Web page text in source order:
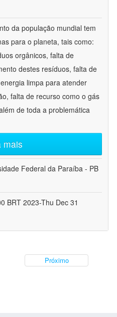
da população mundial tem
para o planeta, tais como:
orgânicos, falta de
destes resíduos, falta de
limpa para atender
falta de recurso como o gás
de toda a problemática
mais
Federal da Paraíba - PB
BRT 2023-Thu Dec 31
Próximo